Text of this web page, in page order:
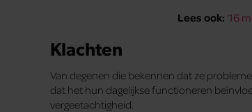
Lees ook: ‘16
Klachten
Van degenen die bekennen dat ze
dat het hun dagelijkse functioneren
vergeetachtigheid.